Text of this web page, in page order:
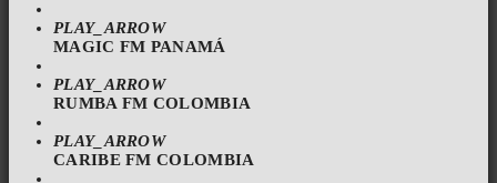
PLAY_ARROW
MAGIC FM PANAMÁ
PLAY_ARROW
RUMBA FM COLOMBIA
PLAY_ARROW
CARIBE FM COLOMBIA